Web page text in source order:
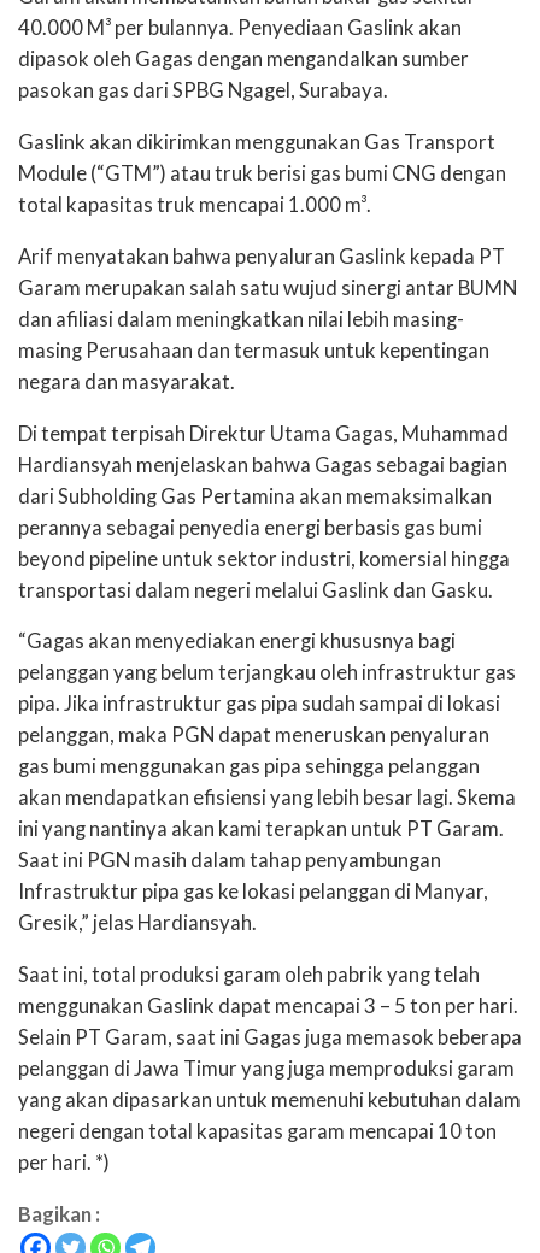
40.000 M³ per bulannya. Penyediaan Gaslink akan
dipasok oleh Gagas dengan mengandalkan sumber
pasokan gas dari SPBG Ngagel, Surabaya.
Gaslink akan dikirimkan menggunakan Gas Transport
Module (“GTM”) atau truk berisi gas bumi CNG dengan
total kapasitas truk mencapai 1.000 m³.
Arif menyatakan bahwa penyaluran Gaslink kepada PT
Garam merupakan salah satu wujud sinergi antar BUMN
dan afiliasi dalam meningkatkan nilai lebih masing-
masing Perusahaan dan termasuk untuk kepentingan
negara dan masyarakat.
Di tempat terpisah Direktur Utama Gagas, Muhammad
Hardiansyah menjelaskan bahwa Gagas sebagai bagian
dari Subholding Gas Pertamina akan memaksimalkan
perannya sebagai penyedia energi berbasis gas bumi
beyond pipeline untuk sektor industri, komersial hingga
transportasi dalam negeri melalui Gaslink dan Gasku.
“Gagas akan menyediakan energi khususnya bagi
pelanggan yang belum terjangkau oleh infrastruktur gas
pipa. Jika infrastruktur gas pipa sudah sampai di lokasi
pelanggan, maka PGN dapat meneruskan penyaluran
gas bumi menggunakan gas pipa sehingga pelanggan
akan mendapatkan efisiensi yang lebih besar lagi. Skema
ini yang nantinya akan kami terapkan untuk PT Garam.
Saat ini PGN masih dalam tahap penyambungan
Infrastruktur pipa gas ke lokasi pelanggan di Manyar,
Gresik,” jelas Hardiansyah.
Saat ini, total produksi garam oleh pabrik yang telah
menggunakan Gaslink dapat mencapai 3 – 5 ton per hari.
Selain PT Garam, saat ini Gagas juga memasok beberapa
pelanggan di Jawa Timur yang juga memproduksi garam
yang akan dipasarkan untuk memenuhi kebutuhan dalam
negeri dengan total kapasitas garam mencapai 10 ton
per hari. *)
Bagikan :